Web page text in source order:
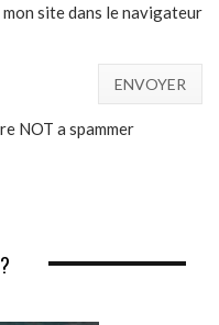
site dans le navigateur
NOT a spammer